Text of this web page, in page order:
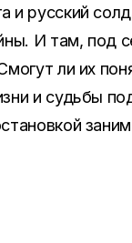
и русский
И там, под
ли их
и судьбы